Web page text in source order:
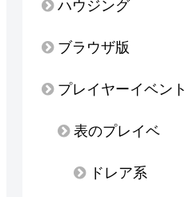
ハウジング
ブラウザ版
プレイヤーイベント
表のプレイベ
ドレア系